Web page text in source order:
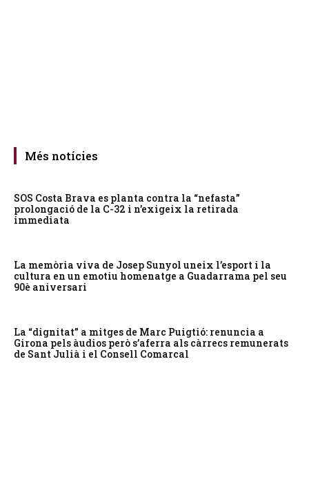
Més notícies
SOS Costa Brava es planta contra la “nefasta”
prolongació de la C-32 i n’exigeix la retirada
immediata
La memòria viva de Josep Sunyol uneix l’esport i la
cultura en un emotiu homenatge a Guadarrama pel seu
90è aniversari
La “dignitat” a mitges de Marc Puigtió: renuncia a
Girona pels àudios però s’aferra als càrrecs remunerats
de Sant Julià i el Consell Comarcal